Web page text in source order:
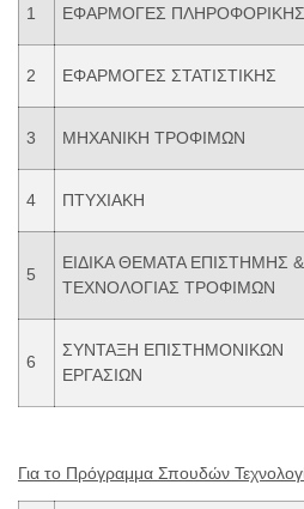
1 ΕΦΑΡΜΟΓΕΣ ΠΛΗΡΟΦΟΡΙΚΗΣ
2 ΕΦΑΡΜΟΓΕΣ ΣΤΑΤΙΣΤΙΚΗΣ
3 ΜΗΧΑΝΙΚΗ ΤΡΟΦΙΜΩΝ
4 ΠΤΥΧΙΑΚΗ
5
ΕΙΔΙΚΑ ΘΕΜΑΤΑ ΕΠΙΣΤΗΜΗΣ &
ΤΕΧΝΟΛΟΓΙΑΣ ΤΡΟΦΙΜΩΝ
6
ΣΥΝΤΑΞΗ ΕΠΙΣΤΗΜΟΝΙΚΩΝ
ΕΡΓΑΣΙΩΝ
Για το Πρόγραμμα Σπουδών